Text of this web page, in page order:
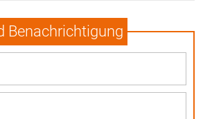
Benachrichtigung